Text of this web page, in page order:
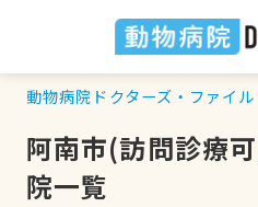
動物病院ドクターズ・ファイル
阿南市(訪問診療
院一覧